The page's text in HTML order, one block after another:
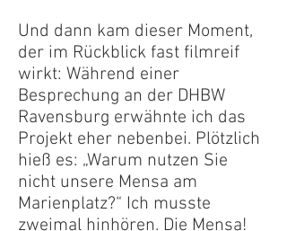
Und dann kam dieser Moment,
der im Rückblick fast filmreif
wirkt: Während einer
Besprechung an der DHBW
Ravensburg erwähnte ich das
Projekt eher nebenbei. Plötzlich
hieß es: „Warum nutzen Sie
nicht unsere Mensa am
Marienplatz?“ Ich musste
zweimal hinhören. Die Mensa!